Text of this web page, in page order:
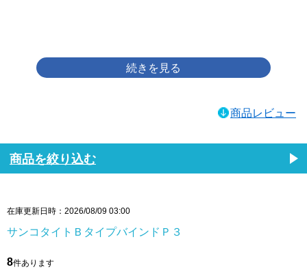
商品レビュー
商品を絞り込む
在庫更新日時：2026/08/09 03:00
サンコタイトＢタイプバインドＰ３
8件あります